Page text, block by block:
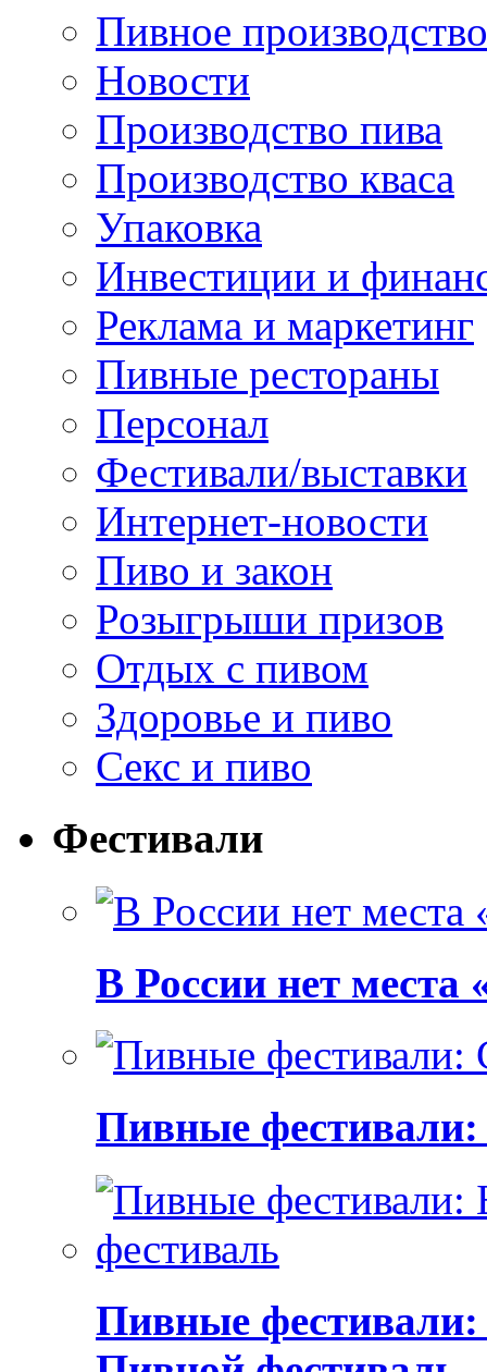
Пивное производство
Новости
Производство пива
Производство кваса
Упаковка
Инвестиции и
Реклама и маркетинг
Пивные рестораны
Персонал
Фестивали/выставки
Интернет-новости
Пиво и закон
Розыгрыши призов
Отдых с пивом
Здоровье и пиво
Секс и пиво
Фестивали
В России нет места
Пивные фестивали:
Пивные